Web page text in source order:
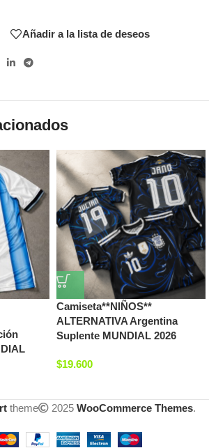
Añadir a la lista de deseos
Camiseta**NIÑOS**
ALTERNATIVA Argentina
Suplente MUNDIAL 2026
$19.600
theme 2025 WooCommerce Themes.